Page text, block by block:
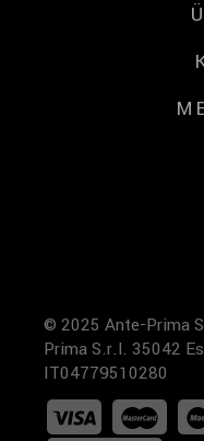
© 2025 Ante-Prima
Prima S.r.l. 35042
IT04779510280